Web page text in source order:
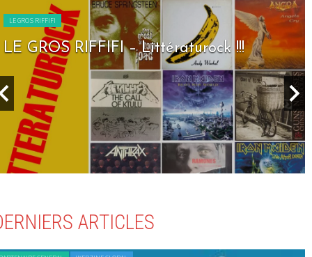
LE GROS RIFFIFI
LE GROS RIFFIFI – Littératurock !!!
ARTICLES